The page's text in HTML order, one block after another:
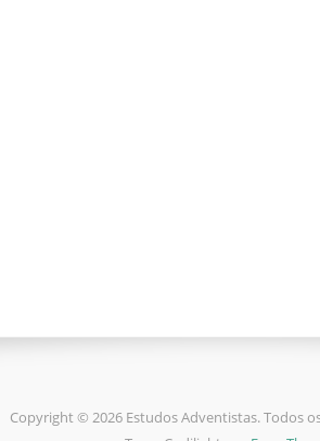
Copyright © 2026 Estudos Adventistas. Todos